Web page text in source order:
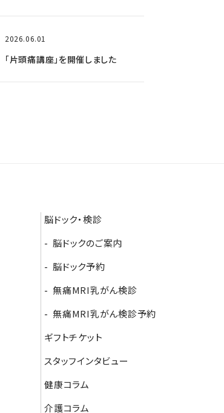
2026.06.01
「片頭痛講座」を開催しました
脳ドック・検診
脳ドックのご案内
脳ドック予約
無痛MRI乳がん検診
無痛MRI乳がん検診予約
ギフトチケット
スタッフインタビュー
健康コラム
介護コラム